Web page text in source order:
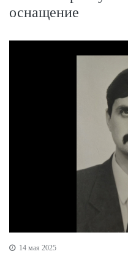
оснащение
14 мая 2025